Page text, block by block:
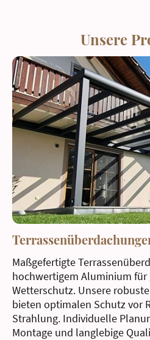
Unsere
Maßgefertigte
hochwertigem Aluminium für
Wetterschutz. Unsere
bieten optimalen Schutz vor
Strahlung. Individuelle
Montage und langlebige